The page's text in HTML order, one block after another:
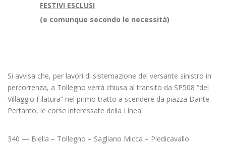
FESTIVI ESCLUSI
(e comunque secondo le necessità)
Si avvisa che, per lavori di sistemazione del versante sinistro in
percorrenza, a Tollegno verrà chiusa al transito da SP508 “del
Villaggio Filatura” nel primo tratto a scendere da piazza Dante.
Pertanto, le corse interessate della Linea:
340 — Biella – Tollegno – Sagliano Micca – Piedicavallo